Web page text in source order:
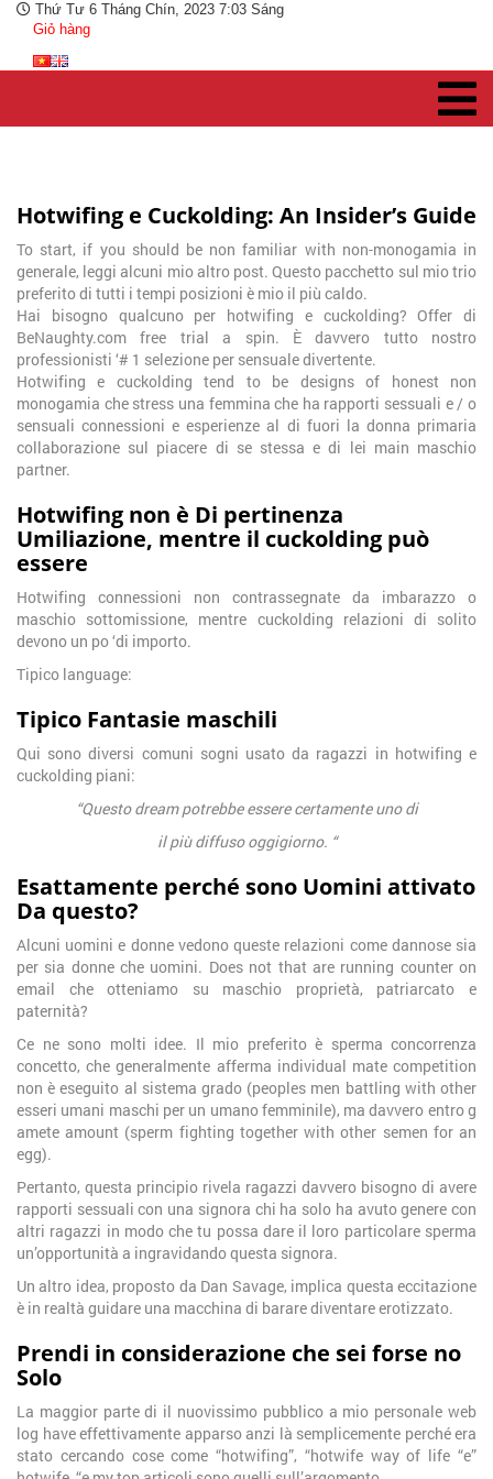
Thứ Tư 6 Tháng Chín, 2023 7:03 Sáng
Giỏ hàng
Hotwifing e Cuckolding: An Insider’s Guide
To start, if you should be non familiar with non-monogamia in
generale, leggi alcuni mio altro post. Questo pacchetto sul mio trio
preferito di tutti i tempi posizioni è mio il più caldo.
Hai bisogno qualcuno per hotwifing e cuckolding? Offer di
BeNaughty.com free trial a spin. È davvero tutto nostro
professionisti ‘# 1 selezione per sensuale divertente.
Hotwifing e cuckolding tend to be designs of honest non
monogamia che stress una femmina che ha rapporti sessuali e / o
sensuali connessioni e esperienze al di fuori la donna primaria
collaborazione sul piacere di se stessa e di lei main maschio
partner.
Hotwifing non è Di pertinenza
Umiliazione, mentre il cuckolding può
essere
Hotwifing connessioni non contrassegnate da imbarazzo o
maschio sottomissione, mentre cuckolding relazioni di solito
devono un po ‘di importo.
Tipico language:
Tipico Fantasie maschili
Qui sono diversi comuni sogni usato da ragazzi in hotwifing e
cuckolding piani:
“Questo dream potrebbe essere certamente uno di
il più diffuso oggigiorno. “
Esattamente perché sono Uomini attivato
Da questo?
Alcuni uomini e donne vedono queste relazioni come dannose sia
per sia donne che uomini. Does not that are running counter on
email che otteniamo su maschio proprietà, patriarcato e
paternità?
Ce ne sono molti idee. Il mio preferito è sperma concorrenza
concetto, che generalmente afferma individual mate competition
non è eseguito al sistema grado (peoples men battling with other
esseri umani maschi per un umano femminile), ma davvero entro g
amete amount (sperm fighting together with other semen for an
egg).
Pertanto, questa principio rivela ragazzi davvero bisogno di avere
rapporti sessuali con una signora chi ha solo ha avuto genere con
altri ragazzi in modo che tu possa dare il loro particolare sperma
un’opportunità a ingravidando questa signora.
Un altro idea, proposto da Dan Savage, implica questa eccitazione
è in realtà guidare una macchina di barare diventare erotizzato.
Prendi in considerazione che sei forse no
Solo
La maggior parte di il nuovissimo pubblico a mio personale web
log have effettivamente apparso anzi là semplicemente perché era
stato cercando cose come “hotwifing”, “hotwife way of life “e”